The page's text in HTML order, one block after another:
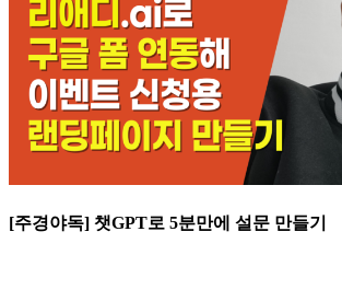
[주경야독] 챗GPT로 5분만에 설문 만들기